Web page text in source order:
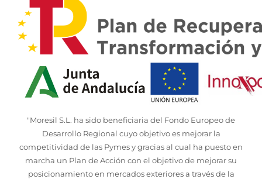
"Moresil S.L. ha sido beneficiaria del Fondo Europeo de
Desarrollo Regional cuyo objetivo es mejorar la
competitividad de las Pymes y gracias al cual ha puesto en
marcha un Plan de Acción con el objetivo de mejorar su
posicionamiento en mercados exteriores a través de la